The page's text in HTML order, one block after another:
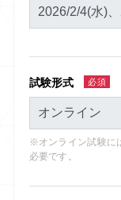
試験形式 必須
※オンライン試験に
必要です。